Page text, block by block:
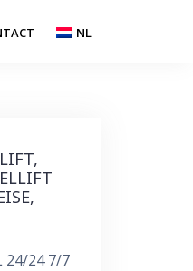
NL
24/24 7/7